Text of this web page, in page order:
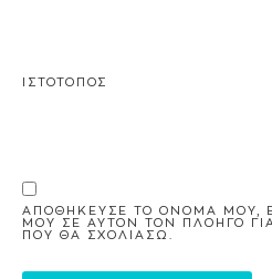
ΙΣΤΌΤΟΠΟΣ
ΑΠΟΘΉΚΕΥΣΕ ΤΟ ΌΝΟΜΆ ΜΟΥ,
ΜΟΥ ΣΕ ΑΥΤΌΝ ΤΟΝ ΠΛΟΗΓΌ
ΠΟΥ ΘΑ ΣΧΟΛΙΆΣΩ.